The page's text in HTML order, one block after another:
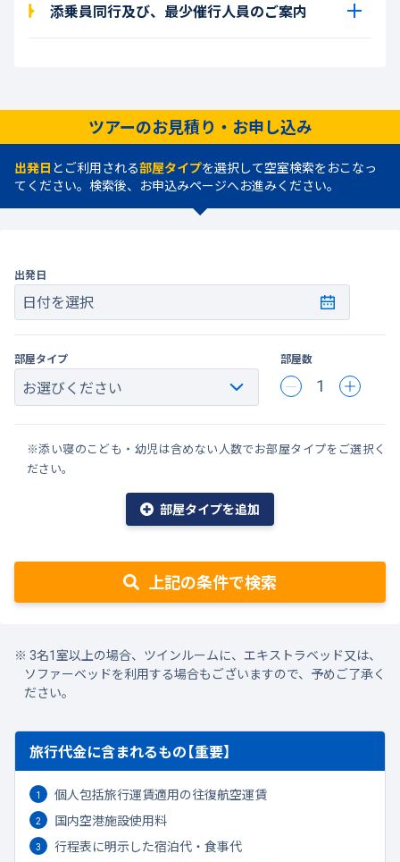
添乗員同行及び、最少催行人員のご案内
ツアーのお見積り・お申し込み
出発日 とご利用される部屋タイプを選択して空室検索をおこなっ
てください。検索後、お申込みページへお進みください。
出発日
日付を選択
部屋タイプ 部屋数
1
※添い寝のこども・幼児は含めない人数でお部屋タイプをご選択く
ださい。
部屋タイプを追加
上記の条件で検索
3名1室以上の場合、ツインルームに、エキストラベッド又は、
ソファーベッドを利用する場合もございますので、予めご了承く
ださい。
旅行代金に含まれるもの【重要】
個人包括旅行運賃適用の往復航空運賃
国内空港施設使用料
行程表に明示した宿泊代・食事代